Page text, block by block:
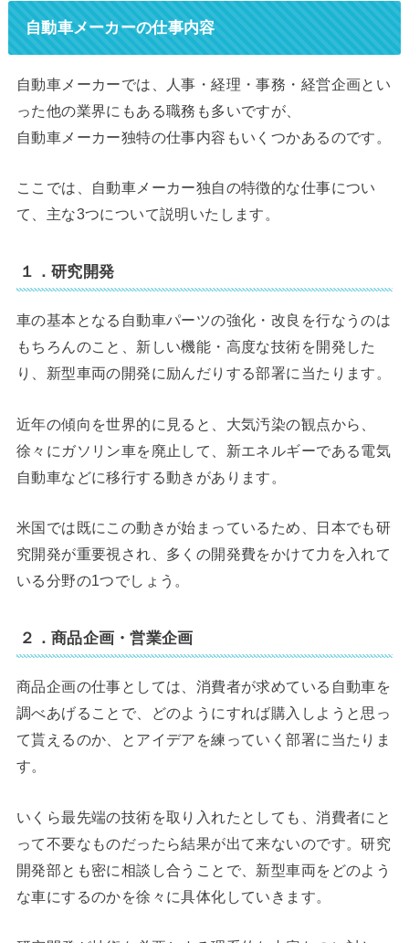
自動車メーカーの仕事内容
自動車メーカーでは、人事・経理・事務・経営企画とい
った他の業界にもある職務も多いですが、
自動車メーカー独特の仕事内容もいくつかあるのです。
ここでは、自動車メーカー独自の特徴的な仕事につい
て、主な3つについて説明いたします。
１．研究開発
車の基本となる自動車パーツの強化・改良を行なうのは
もちろんのこと、新しい機能・高度な技術を開発した
り、新型車両の開発に励んだりする部署に当たります。
近年の傾向を世界的に見ると、大気汚染の観点から、
徐々にガソリン車を廃止して、新エネルギーである電気
自動車などに移行する動きがあります。
米国では既にこの動きが始まっているため、日本でも研
究開発が重要視され、多くの開発費をかけて力を入れて
いる分野の1つでしょう。
２．商品企画・営業企画
商品企画の仕事としては、消費者が求めている自動車を
調べあげることで、どのようにすれば購入しようと思っ
て貰えるのか、とアイデアを練っていく部署に当たりま
す。
いくら最先端の技術を取り入れたとしても、消費者にと
って不要なものだったら結果が出て来ないのです。研究
開発部とも密に相談し合うことで、新型車両をどのよう
な車にするのかを徐々に具体化していきます。